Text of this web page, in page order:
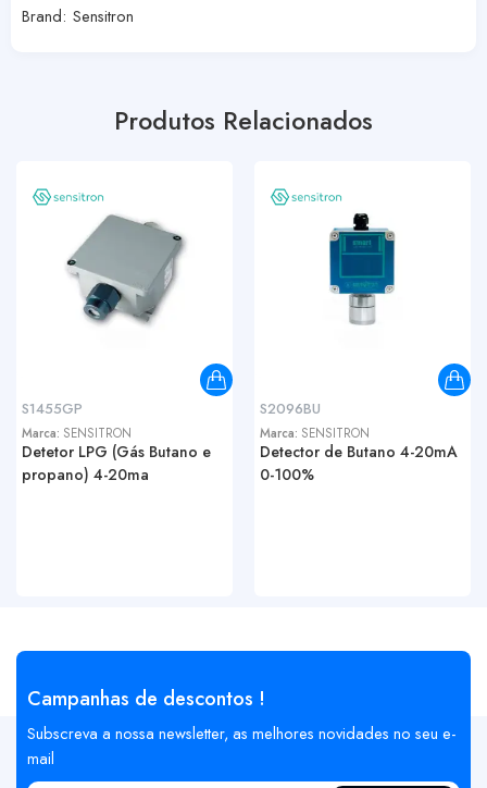
Brand: Sensitron
Produtos Relacionados
S1455GP
Marca: SENSITRON
Detetor LPG (Gás Butano e
propano) 4-20ma
S2096BU
Marca: SENSITRON
Detector de Butano 4-20mA
0-100%
Campanhas de descontos !
Subscreva a nossa newsletter, as melhores novidades no seu e-
mail